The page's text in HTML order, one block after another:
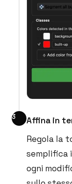
Affina in
Regola la
semplifica
ogni